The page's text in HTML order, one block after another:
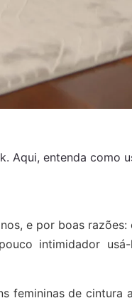
Aqui, entenda como
e por boas razões:
intimidador
femininas de cintura